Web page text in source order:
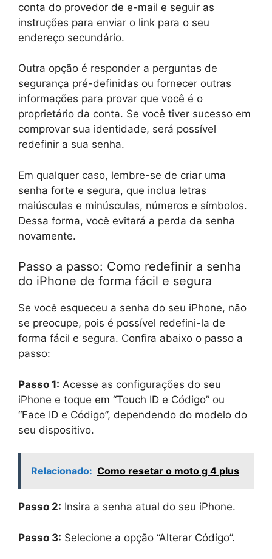
conta do provedor de e-mail e seguir as
instruções para enviar o link para o seu
endereço secundário.
Outra opção é responder a perguntas de
segurança pré-definidas ou fornecer outras
informações para provar que você é o
proprietário da conta. Se você tiver sucesso em
comprovar sua identidade, será possível
redefinir a sua senha.
Em qualquer caso, lembre-se de criar uma
senha forte e segura, que inclua letras
maiúsculas e minúsculas, números e símbolos.
Dessa forma, você evitará a perda da senha
novamente.
Passo a passo: Como redefinir a senha
do iPhone de forma fácil e segura
Se você esqueceu a senha do seu iPhone, não
se preocupe, pois é possível redefini-la de
forma fácil e segura. Confira abaixo o passo a
passo:
Passo 1: Acesse as configurações do seu
iPhone e toque em “Touch ID e Código” ou
“Face ID e Código”, dependendo do modelo do
seu dispositivo.
Relacionado: Como resetar o moto g 4 plus
Passo 2: Insira a senha atual do seu iPhone.
Passo 3: Selecione a opção “Alterar Código”.